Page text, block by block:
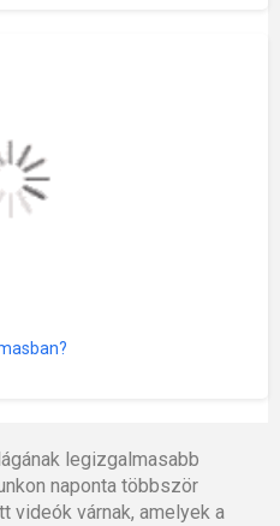
legizgalmasabb
naponta többször
videók várnak, amelyek a